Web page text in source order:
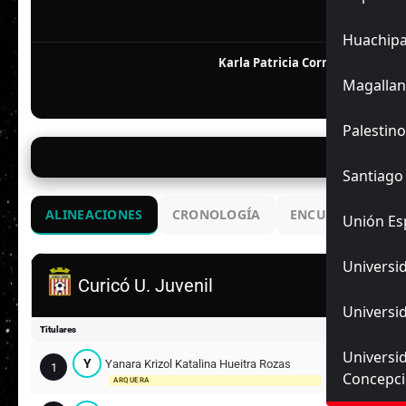
Palestino
Unión
Karla Patricia Cornejo
ALINEACIONES CRONOLOGÍA ENCUENTROS
Curicó U. Juvenil
Titulares
1 Y Yanara Krizol Katalina Hueitra Rozas
ARQUERA